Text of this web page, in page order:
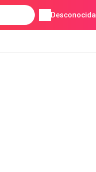
Desconocida